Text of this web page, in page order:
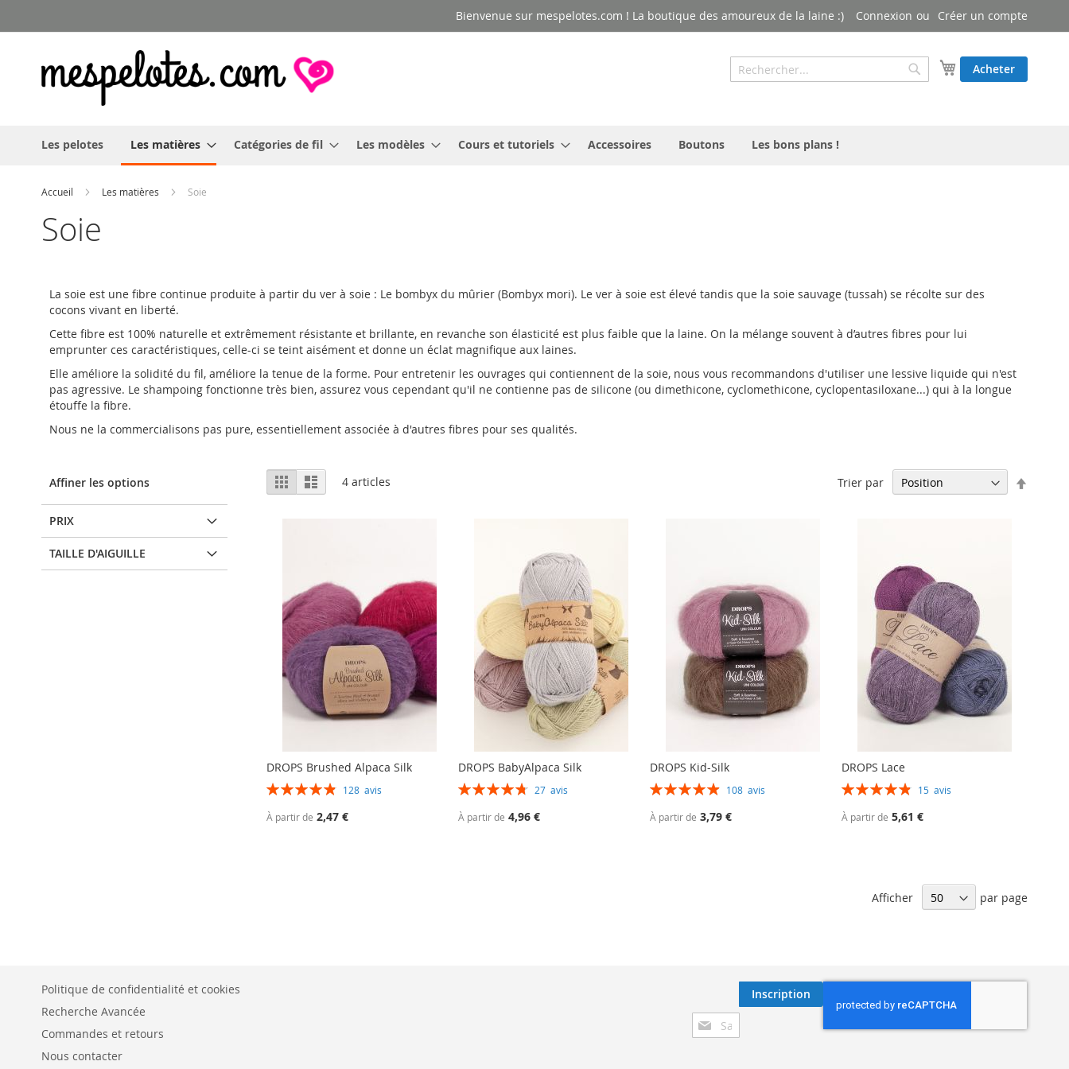
au
Bienvenue sur mespelotes.com ! La boutique des amoureux de la laine :) Connexion Créer un compte
Mon panier
Acheter
Rechercher
Rechercher
Les pelotes Les matières Catégories de fil Les modèles Cours et tutoriels Accessoires Boutons Les bons plans !
Accueil Les matières Soie
Soie
La soie est une fibre continue produite à partir du ver à soie : Le bombyx du mûrier (Bombyx mori). Le ver à soie est élevé tandis que la soie sauvage (tussah) se récolte sur des
cocons vivant en liberté.
Cette fibre est 100% naturelle et extrêmement résistante et brillante, en revanche son élasticité est plus faible que la laine. On la mélange souvent à d’autres fibres pour lui
emprunter ces caractéristiques, celle-ci se teint aisément et donne un éclat magnifique aux laines.
Elle améliore la solidité du fil, améliore la tenue de la forme. Pour entretenir les ouvrages qui contiennent de la soie, nous vous recommandons d'utiliser une lessive liquide qui n'est
pas agressive. Le shampoing fonctionne très bien, assurez vous cependant qu'il ne contienne pas de silicone (ou dimethicone, cyclomethicone, cyclopentasiloxane...) qui à la longue
étouffe la fibre.
Nous ne la commercialisons pas pure, essentiellement associée à d'autres fibres pour ses qualités.
Afficher
en
GrilleListe 4 articles Trier par
DROPS Brushed Alpaca Silk
Évaluation:
128avis
À partir de 2,47 €
DROPS BabyAlpaca Silk
Évaluation:
27avis
À partir de 4,96 €
DROPS Kid-Silk
Évaluation:
108avis
À partir de 3,79 €
DROPS Lace
Évaluation:
15avis
À partir de 5,61 €
Afficher par page
Affiner les options
PRIX
TAILLE D'AIGUILLE
Inscription
à
Inscription
Politique de confidentialité et cookies
Recherche Avancée
Commandes et retours
Nous contacter